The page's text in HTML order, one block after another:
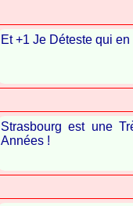
Et +1 Je Déteste qui
Strasbourg est une
Années !